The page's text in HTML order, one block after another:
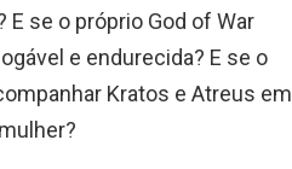
se o próprio God of War
e endurecida? E se o
Kratos e Atreus em